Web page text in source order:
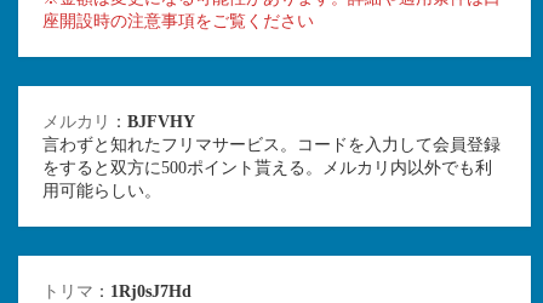
座開設時の注意事項をご覧ください
メルカリ ： BJFVHY
言わずと知れたフリマサービス。コードを入力して会員登録
をすると双方に500ポイント貰える。メルカリ内以外でも利
用可能らしい。
トリマ ： 1Rj0sJ7Hd